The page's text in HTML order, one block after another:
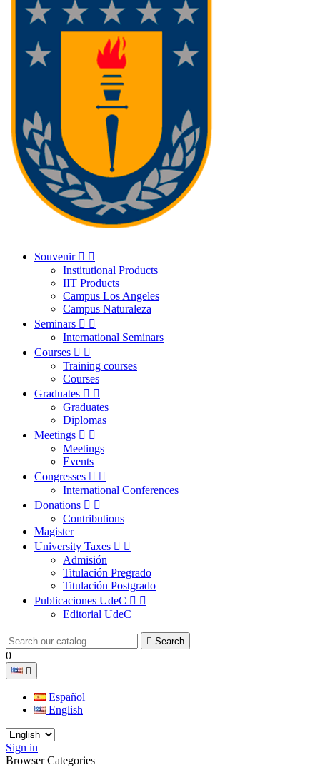
Souvenir  
Institutional Products
IIT Products
Campus Los Angeles
Campus Naturaleza
Seminars  
International Seminars
Courses  
Training courses
Courses
Graduates  
Graduates
Diplomas
Meetings  
Meetings
Events
Congresses  
International Conferences
Donations  
Contributions
Magister
University Taxes  
Admisión
Titulación Pregrado
Titulación Postgrado
Publicaciones UdeC  
Editorial UdeC
 Search
0

Español
English
Sign in
Browser Categories